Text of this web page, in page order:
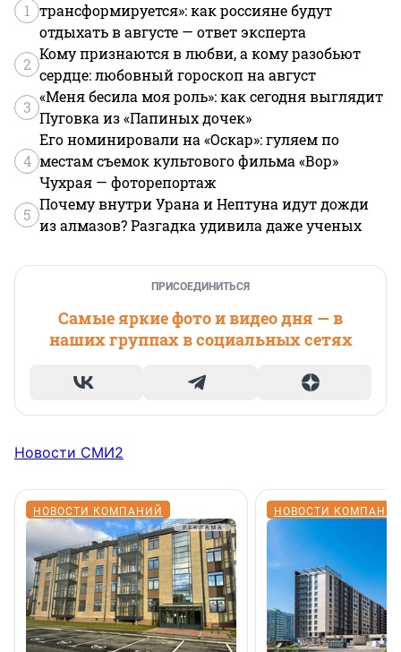
1 трансформируется»: как россияне будут
отдыхать в августе — ответ эксперта
2
Кому признаются в любви, а кому разобьют
сердце: любовный гороскоп на август
3
«Меня бесила моя роль»: как сегодня выглядит
Пуговка из «Папиных дочек»
4
Его номинировали на «Оскар»: гуляем по
местам съемок культового фильма «Вор»
Чухрая — фоторепортаж
5
Почему внутри Урана и Нептуна идут дожди
из алмазов? Разгадка удивила даже ученых
ПРИСОЕДИНИТЬСЯ
Самые яркие фото и видео дня — в
наших группах в социальных сетях
Новости СМИ2
НОВОСТИ КОМПАНИЙ НОВОСТИ